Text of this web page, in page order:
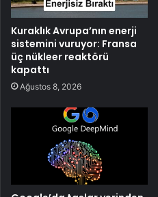
Kuraklık Avrupa’nın enerji
sistemini vuruyor: Fransa
üç nükleer reaktörü
kapattı
Ağustos 8, 2026